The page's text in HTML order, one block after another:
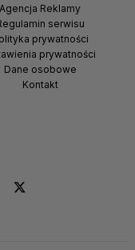
Agencja Reklamy
serwisu
prywatności
prywatności
Dane osobowe
Kontakt